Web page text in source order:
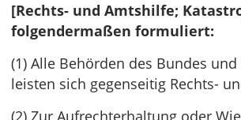
[Rechts- und Amtshilfe;
folgendermaßen formuliert:
(1) Alle Behörden des Bundes
leisten sich gegenseitig Rechts-
(2) Zur Aufrechterhaltung oder